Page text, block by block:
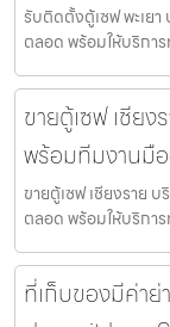
รับติดตั้งตู้เซฟ พะเย
ตลอด พร้อมให้บริกา
ขายตู้เซฟ เชีย
พร้อมทีมงานมื
ขายตู้เซฟ เชียงราย
ตลอด พร้อมให้บริการ
ที่เก็บของมีค่า